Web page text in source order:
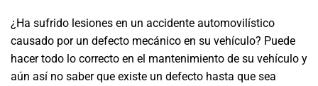
¿Ha sufrido lesiones en un accidente automovilístico
causado por un defecto mecánico en su vehículo? Puede
hacer todo lo correcto en el mantenimiento de su vehículo y
aún así no saber que existe un defecto hasta que sea